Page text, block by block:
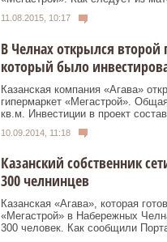
11.08.2015, 10:17
В Челнах открылся
который было
Казанская компания «Агава»
гипермаркет «Мегастрой».
кв.м. Инвестиции в проект
10.09.2014, 11:18
Казанский собственник
300 челнинцев
Казанская «Агава», которая
«Мегастрой» в Набережных
300 человек. Как сообщили